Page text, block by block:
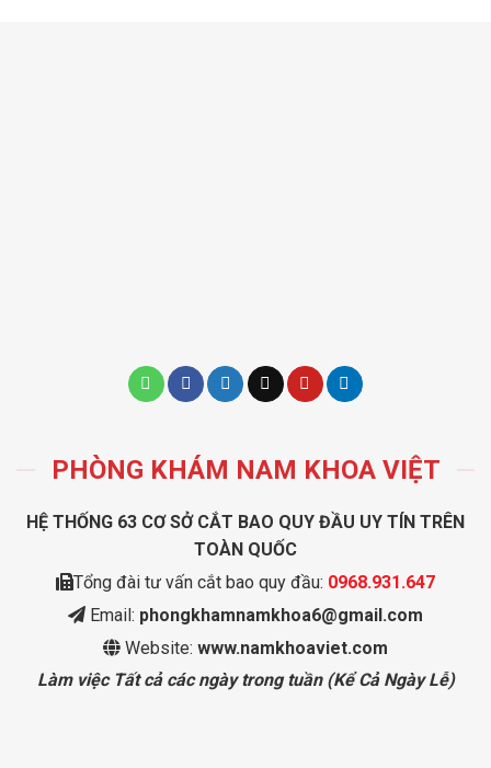
PHÒNG KHÁM NAM KHOA VIỆT
HỆ THỐNG 63 CƠ SỞ CẮT BAO QUY ĐẦU UY TÍN TRÊN
TOÀN QUỐC
Tổng đài tư vấn cắt bao quy đầu: 0968.931.647
Email: phongkhamnamkhoa6@gmail.com
Website: www.namkhoaviet.com
Làm việc Tất cả các ngày trong tuần (Kể Cả Ngày Lễ)